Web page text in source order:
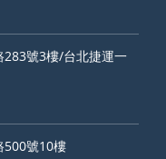
283號3樓/台北捷運一
500號10樓